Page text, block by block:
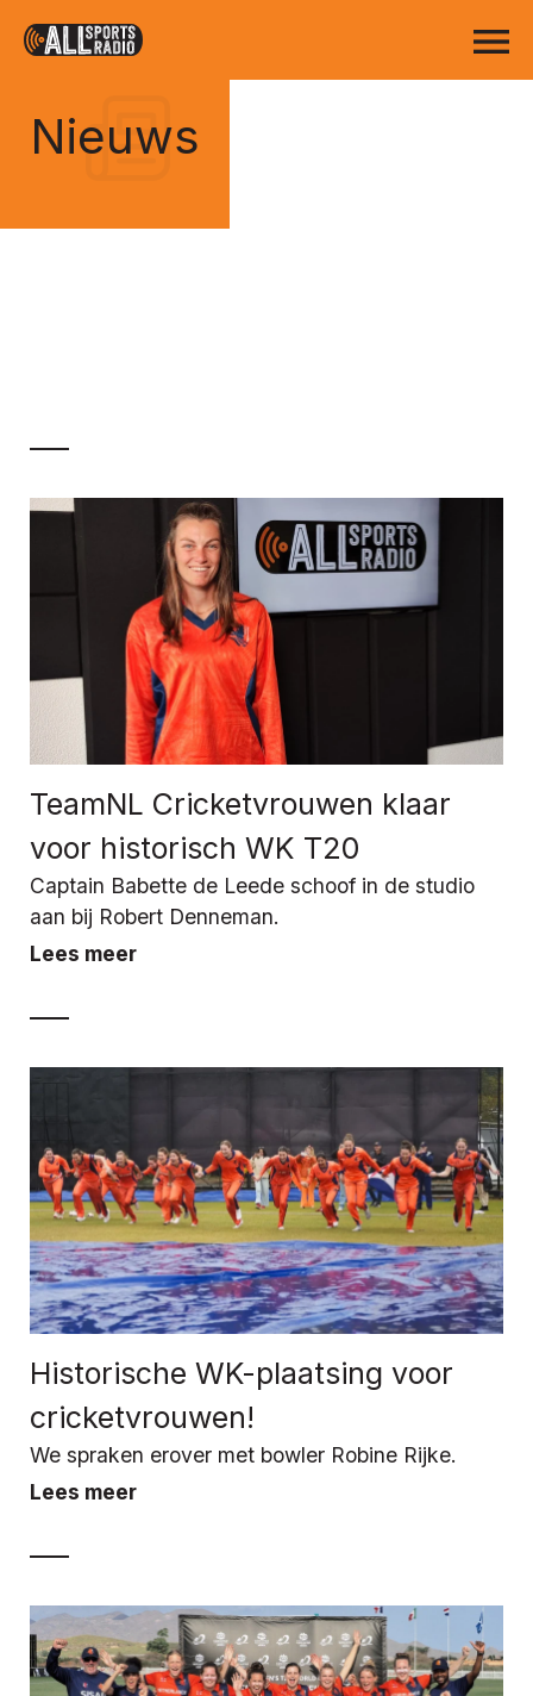
Nieuws
TeamNL Cricketvrouwen klaar
voor historisch WK T20
Captain Babette de Leede schoof in de studio
aan bij Robert Denneman.
Lees meer
Historische WK-plaatsing voor
cricketvrouwen!
We spraken erover met bowler Robine Rijke.
Lees meer